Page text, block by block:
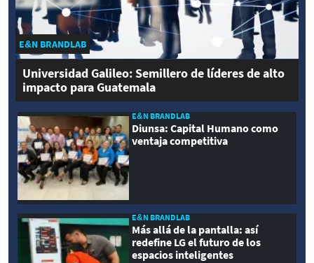
E&N BRANDLAB
Universidad Galileo: Semillero de líderes de alto
impacto para Guatemala
E&N BRANDLAB
Diunsa: Capital Humano como
ventaja competitiva
E&N BRANDLAB
Más allá de la pantalla: así
redefine LG el futuro de los
espacios inteligentes